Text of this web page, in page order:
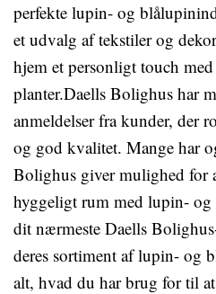
perfekte lupin- og
et udvalg af tekstiler og
hjem et personligt touch
planter.Daells Bolighus har
anmeldelser fra kunder, der
og god kvalitet. Mange har
Bolighus giver mulighed for
hyggeligt rum med lupin-
dit nærmeste Daells
deres sortiment af lupin- og
alt, hvad du har brug for til